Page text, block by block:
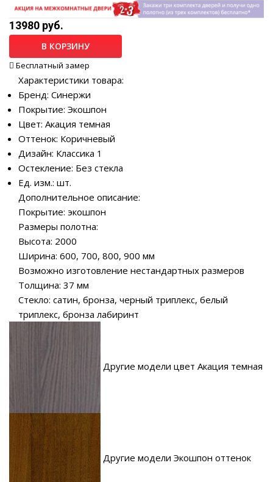
13980 руб.
В КОРЗИНУ
Бесплатный замер
Характеристики товара:
Бренд: Синержи
Покрытие: Экошпон
Цвет: Акация темная
Оттенок: Коричневый
Дизайн: Классика 1
Остекление: Без стекла
Ед. изм.: шт.
Дополнительное описание:
Покрытие: экошпон
Размеры полотна:
Высота: 2000
Ширина: 600, 700, 800, 900 мм
Возможно изготовление нестандартных размеров
Толщина: 37 мм
Стекло: сатин, бронза, черный триплекс, белый
триплекс, бронза лабиринт
Другие модели цвет Акация темная
Другие модели Экошпон оттенок